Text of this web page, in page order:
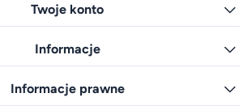
Twoje konto
Informacje
Informacje prawne